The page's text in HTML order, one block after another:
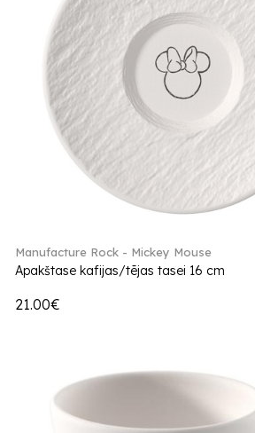
Manufacture Rock - Mickey Mouse
Apakštase kafijas/tējas tasei 16 cm
21.00€